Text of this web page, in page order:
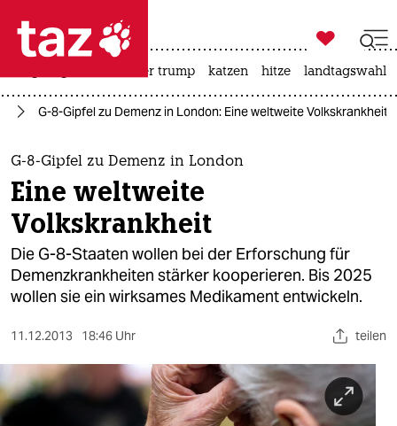
 taz zahl ich
taz zahl ich
themen
politik
öko
gesellschaft
sport
berlin

taz zahl ich
usa unter trump katzen hitze landtagswahl
G-8-Gipfel zu Demenz in London: Eine weltweite Volkskrankheit
G-8-Gipfel zu Demenz in London
Eine weltweite
Volkskrankheit
Die G-8-Staaten wollen bei der Erforschung für
Demenzkrankheiten stärker kooperieren. Bis 2025
wollen sie ein wirksames Medikament entwickeln.
11.12.2013 18:46 Uhr teilen